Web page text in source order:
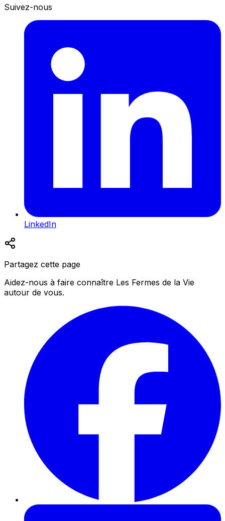
Suivez-nous
LinkedIn
Partagez cette page
Aidez-nous à faire connaître Les Fermes de la Vie
autour de vous.